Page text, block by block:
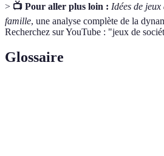
> 📺 Pour aller plus loin : Idées de
famille, une analyse complète de la
Recherchez sur YouTube : "jeux de
Glossaire